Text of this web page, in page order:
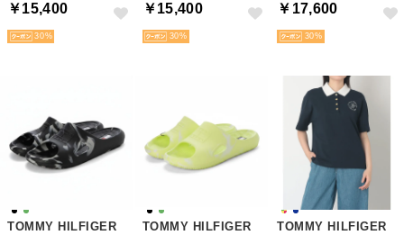
￥15,400
30
￥15,400
30
￥17,600
30
TOMMY HILFIGER TOMMY HILFIGER TOMMY HILFIGER